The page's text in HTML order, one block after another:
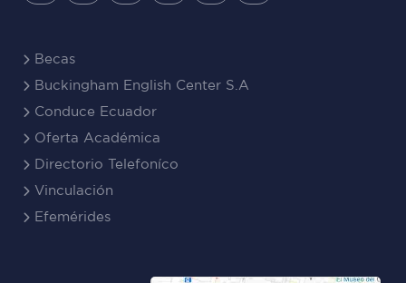
Becas
Buckingham English Center S.A
Conduce Ecuador
Oferta Académica
Directorio Telefoníco
Vinculación
Efemérides